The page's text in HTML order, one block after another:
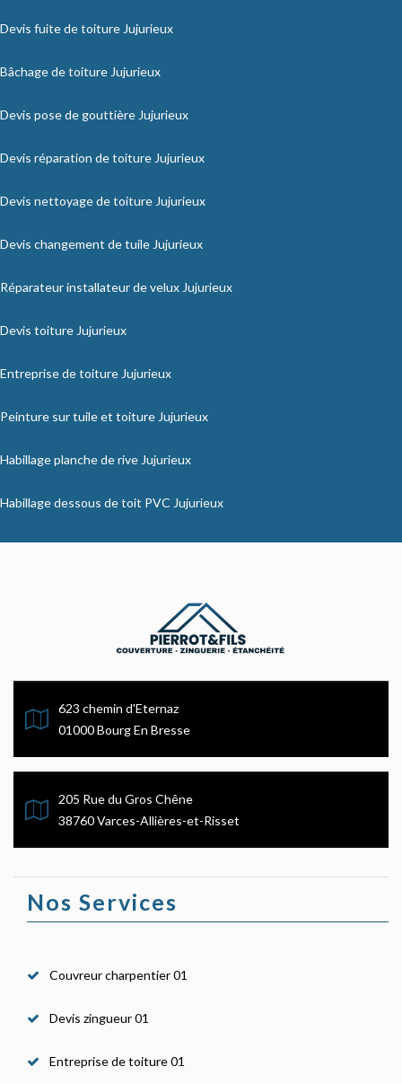
Devis fuite de toiture Jujurieux
Bâchage de toiture Jujurieux
Devis pose de gouttière Jujurieux
Devis réparation de toiture Jujurieux
Devis nettoyage de toiture Jujurieux
Devis changement de tuile Jujurieux
Réparateur installateur de velux Jujurieux
Devis toiture Jujurieux
Entreprise de toiture Jujurieux
Peinture sur tuile et toiture Jujurieux
Habillage planche de rive Jujurieux
Habillage dessous de toit PVC Jujurieux
623 chemin d'Eternaz
01000 Bourg En Bresse
205 Rue du Gros Chêne
38760 Varces-Allières-et-Risset
Nos Services
Couvreur charpentier 01
Devis zingueur 01
Entreprise de toiture 01